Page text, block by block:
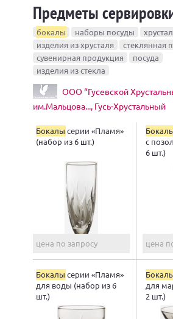
Предметы
бокалы наборы посуды
изделия из хрусталя
стеклянная
сувенирная продукция
посуда
изделия из стекла
ООО “Гусевской
им.Мальцова..., Гусь-Хрустальный
Бокалы серии «Пламя»
(набор из 6 шт.)
цена по запросу
с
6 шт.)
цена
Бокалы серии «Пламя»
для воды (набор из 6
шт.)
для
2 шт.)